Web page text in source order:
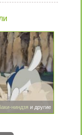
ниндзя и другие